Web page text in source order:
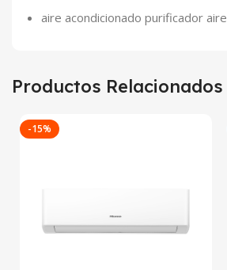
aire acondicionado purificador aire
Productos Relacionados
-15%